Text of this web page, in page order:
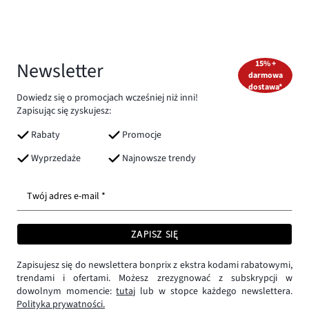
Newsletter
Dowiedz się o promocjach wcześniej niż inni!
Zapisując się zyskujesz:
Rabaty
Promocje
Wyprzedaże
Najnowsze trendy
15% +
darmowa
dostawa*
Twój adres e-mail *
ZAPISZ SIĘ
Zapisujesz się do newslettera bonprix z ekstra kodami rabatowymi,
trendami i ofertami. Możesz zrezygnować z subskrypcji w
dowolnym momencie:tutaj lub w stopce każdego newslettera.
Polityka prywatności.